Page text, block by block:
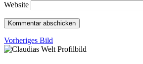
Website
Vorheriges Bild